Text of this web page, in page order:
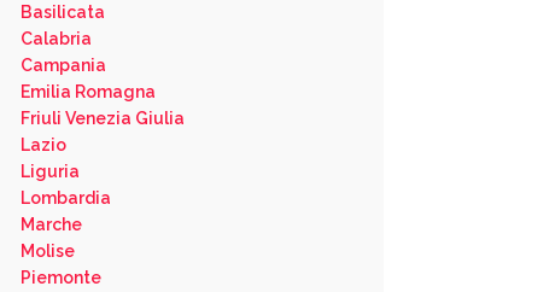
Basilicata
Calabria
Campania
Emilia Romagna
Friuli Venezia Giulia
Lazio
Liguria
Lombardia
Marche
Molise
Piemonte